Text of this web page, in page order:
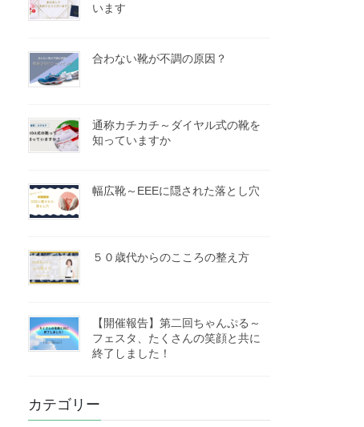
います
合わない靴が不調の原因？
通称カチカチ～ダイヤル式の靴を
知っていますか
幅広靴～EEEに隠された落とし穴
５０歳代からのこころの整え方
【開催報告】第二回ちゃんぷる～
フェスタ、たくさんの笑顔と共に
終了しました！
カテゴリー